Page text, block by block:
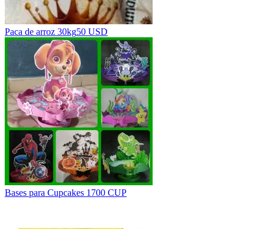
Paca de arroz 30kg50 USD
Bases para Cupcakes 1 700 CUP